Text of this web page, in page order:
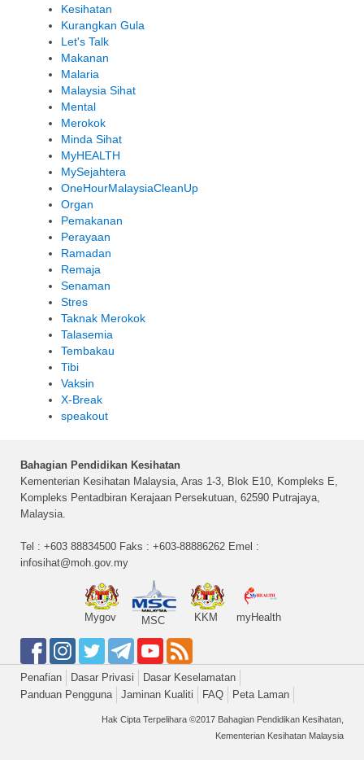
Kesihatan
Kurangkan Gula
Let's Talk
Makanan
Malaria
Malaysia Sihat
Mental
Merokok
Minda Sihat
MyHEALTH
MySejahtera
OneHourMalaysiaCleanUp
Organ
Pemakanan
Perayaan
Ramadan
Remaja
Senaman
Stres
Taknak Merokok
Talasemia
Tembakau
Tibi
Vaksin
X-Break
speakout
Bahagian Pendidikan Kesihatan
Kementerian Kesihatan Malaysia, Aras 1-3, Blok E10, Kompleks E,
Kompleks Pentadbiran Kerajaan Persekutuan, 62590 Putrajaya,
Malaysia.
Tel : +603 88834500 Faks : +603-88886262 Emel :
infosihat@moh.gov.my
Mygov MSC KKM myHealth
Penafian Dasar Privasi
Dasar Keselamatan
Panduan Pengguna
Jaminan Kualiti FAQ Peta Laman
Hak Cipta Terpelihara ©2017 Bahagian Pendidikan Kesihatan,
Kementerian Kesihatan Malaysia